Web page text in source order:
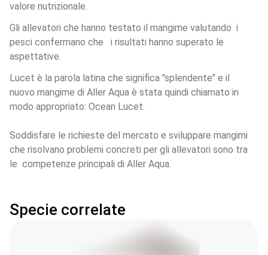
valore nutrizionale.
Gli allevatori che hanno testato il mangime valutando  i
pesci confermano che   i risultati hanno superato le
aspettative.
Lucet è la parola latina che significa "splendente" e il
nuovo mangime di Aller Aqua è stata quindi chiamato in
modo appropriato: Ocean Lucet.
Soddisfare le richieste del mercato e sviluppare mangimi
che risolvano problemi concreti per gli allevatori sono tra
le  competenze principali di Aller Aqua.
Specie correlate